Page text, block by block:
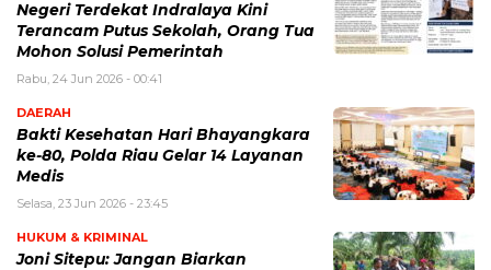
Negeri Terdekat Indralaya Kini
Terancam Putus Sekolah, Orang Tua
Mohon Solusi Pemerintah
Rabu, 24 Jun 2026 - 00:41
DAERAH
Bakti Kesehatan Hari Bhayangkara
ke-80, Polda Riau Gelar 14 Layanan
Medis
Selasa, 23 Jun 2026 - 23:45
HUKUM & KRIMINAL
Joni Sitepu: Jangan Biarkan